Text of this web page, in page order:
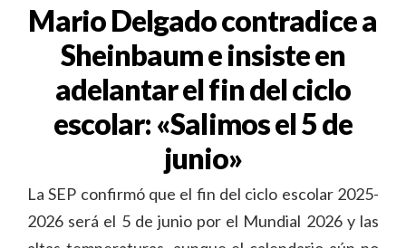
Mario Delgado contradice a
Sheinbaum e insiste en
adelantar el fin del ciclo
escolar: «Salimos el 5 de
junio»
La SEP confirmó que el fin del ciclo escolar 2025-
2026 será el 5 de junio por el Mundial 2026 y las